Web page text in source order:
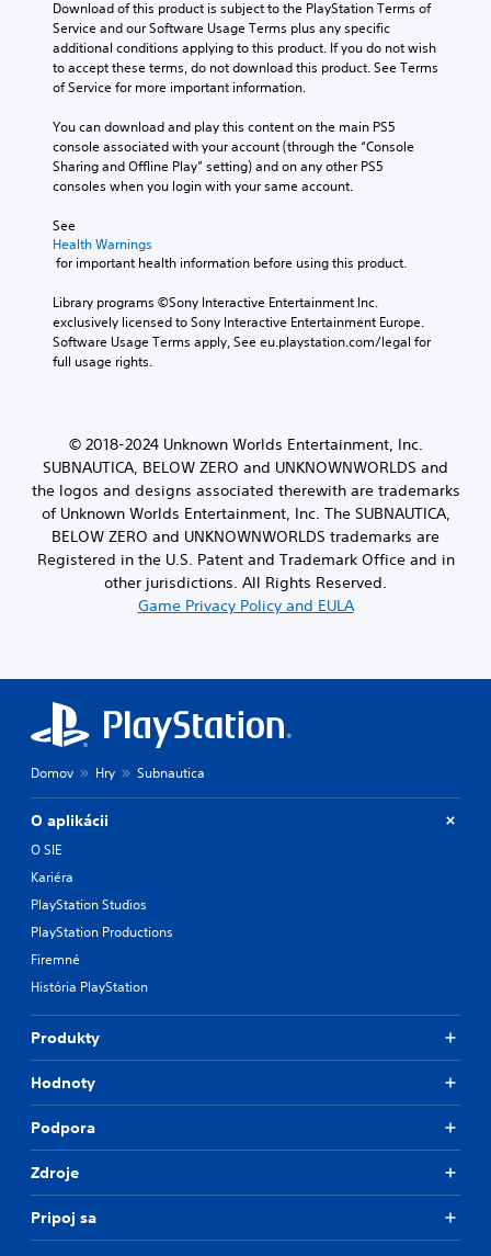
Download of this product is subject to the PlayStation Terms of
Service and our Software Usage Terms plus any specific
additional conditions applying to this product. If you do not wish
to accept these terms, do not download this product. See Terms
of Service for more important information.
You can download and play this content on the main PS5
console associated with your account (through the “Console
Sharing and Offline Play” setting) and on any other PS5
consoles when you login with your same account.
See
Health Warnings
for important health information before using this product.
Library programs ©Sony Interactive Entertainment Inc.
exclusively licensed to Sony Interactive Entertainment Europe.
Software Usage Terms apply, See eu.playstation.com/legal for
full usage rights.
© 2018-2024 Unknown Worlds Entertainment, Inc.
SUBNAUTICA, BELOW ZERO and UNKNOWNWORLDS and
the logos and designs associated therewith are trademarks
of Unknown Worlds Entertainment, Inc. The SUBNAUTICA,
BELOW ZERO and UNKNOWNWORLDS trademarks are
Registered in the U.S. Patent and Trademark Office and in
other jurisdictions. All Rights Reserved.
Game Privacy Policy and EULA
Domov Hry Subnautica
O aplikácii
O SIE
Kariéra
PlayStation Studios
PlayStation Productions
Firemné
História PlayStation
Produkty
Hodnoty
Podpora
Zdroje
Pripoj sa